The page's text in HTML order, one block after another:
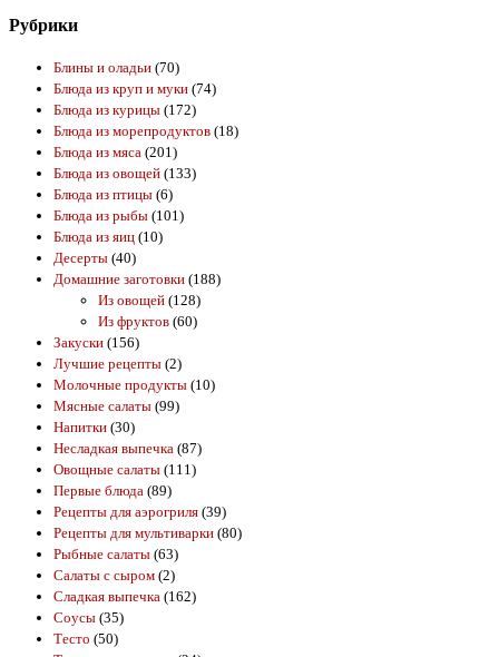
Рубрики
Блины и оладьи (70)
Блюда из круп и муки (74)
Блюда из курицы (172)
Блюда из морепродуктов (18)
Блюда из мяса (201)
Блюда из овощей (133)
Блюда из птицы (6)
Блюда из рыбы (101)
Блюда из яиц (10)
Десерты (40)
Домашние заготовки (188)
Из овощей (128)
Из фруктов (60)
Закуски (156)
Лучшие рецепты (2)
Молочные продукты (10)
Мясные салаты (99)
Напитки (30)
Несладкая выпечка (87)
Овощные салаты (111)
Первые блюда (89)
Рецепты для аэрогриля (39)
Рецепты для мультиварки (80)
Рыбные салаты (63)
Салаты с сыром (2)
Сладкая выпечка (162)
Соусы (35)
Тесто (50)